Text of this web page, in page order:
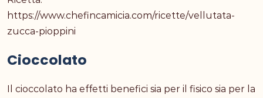
https://www.chefincamicia.com/ricette/vellutata-
zucca-pioppini
Cioccolato
Il cioccolato ha effetti benefici sia per il fisico sia per la